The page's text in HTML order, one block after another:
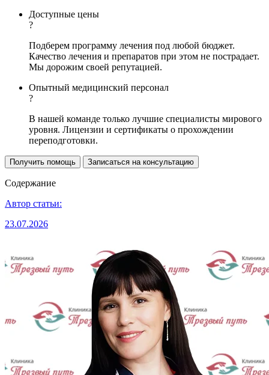
Доступные цены
?
Подберем программу лечения под любой бюджет.
Качество лечения и препаратов при этом не пострадает.
Мы дорожим своей репутацией.
Опытный медицинский персонал
?
В нашей команде только лучшие специалисты мирового
уровня. Лицензии и сертификаты о прохождении
переподготовки.
Получить помощь Записаться на консультацию
Содержание
Автор статьи:
23.07.2026